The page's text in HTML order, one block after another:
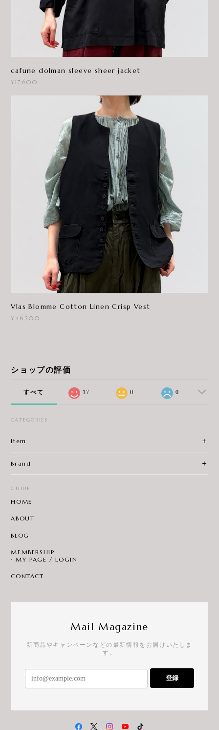
cafune dolman sleeve sheer jacket
¥17,600
Vlas Blomme Cotton Linen Crisp Vest
¥46,200
ショップの評価
すべて 17 0 0
CATEGORIES
Item
Brand
GUIDE
HOME
ABOUT
BLOG
MEMBERSHIP
MY PAGE / LOGIN
CONTACT
Mail Magazine
新商品やキャンペーンなどの最新情報をお届けいたしま
す。
登録